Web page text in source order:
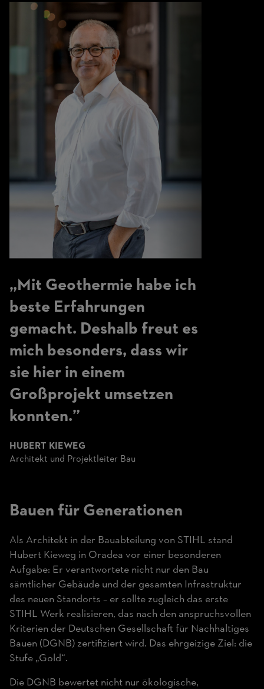
„Mit Geothermie habe ich
beste Erfahrungen
gemacht. Deshalb freut es
mich besonders, dass wir
sie hier in einem
Großprojekt umsetzen
konnten.”
HUBERT KIEWEG
Architekt und Projektleiter Bau
Bauen für Generationen
Als Architekt in der Bauabteilung von STIHL stand
Hubert Kieweg in Oradea vor einer besonderen
Aufgabe: Er verantwortete nicht nur den Bau
sämtlicher Gebäude und der gesamten Infrastruktur
des neuen Standorts – er sollte zugleich das erste
STIHL Werk realisieren, das nach den anspruchsvollen
Kriterien der Deutschen Gesellschaft für Nachhaltiges
Bauen (DGNB) zertifiziert wird. Das ehrgeizige Ziel: die
Stufe „Gold“.
Die DGNB bewertet nicht nur ökologische,